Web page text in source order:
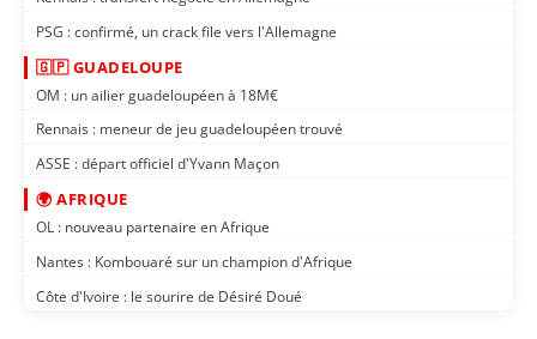
PSG : confirmé, un crack file vers l'Allemagne
🇬🇵 GUADELOUPE
OM : un ailier guadeloupéen à 18M€
Rennais : meneur de jeu guadeloupéen trouvé
ASSE : départ officiel d'Yvann Maçon
🌍 AFRIQUE
OL : nouveau partenaire en Afrique
Nantes : Kombouaré sur un champion d'Afrique
Côte d'Ivoire : le sourire de Désiré Doué